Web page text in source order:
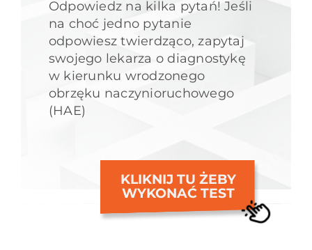
Odpowiedz na kilka pytań! Jeśli
na choć jedno pytanie
odpowiesz twierdząco, zapytaj
swojego lekarza o diagnostykę
w kierunku wrodzonego
obrzęku naczynioruchowego
(HAE)
KLIKNIJ TU ŻEBY
WYKONAĆ TEST